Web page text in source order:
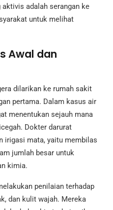
aktivis adalah serangan ke
untuk melihat
Awal dan
dilarikan ke rumah sakit
pertama. Dalam kasus air
menentukan sejauh mana
Dokter darurat
irigasi mata, yaitu membilas
jumlah besar untuk
kimia.
penilaian terhadap
dan kulit wajah. Mereka